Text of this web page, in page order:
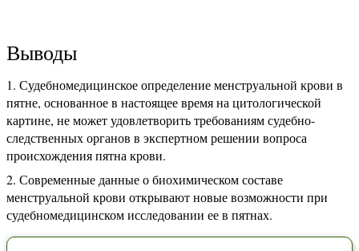
Выводы
Судебномедицинское определение менструальной крови в
пятне, основанное в настоящее время на цитологической
картине, не может удовлетворить требованиям судебно-
следственных органов в экспертном решении вопроса
происхождения пятна крови.
Современные данные о биохимическом составе
менструальной крови открывают новые возможности при
судебномедицинском исследовании ее в пятнах.